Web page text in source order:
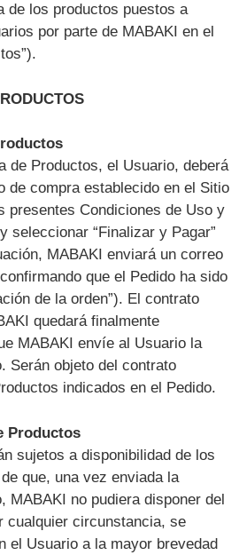
de los productos puestos a
por parte de MABAKI en el
de Productos, el Usuario, deberá
de compra establecido en el Sitio
presentes Condiciones de Uso y
seleccionar “Finalizar y Pagar”
MABAKI enviará un correo
que el Pedido ha sido
de la orden”). El contrato
quedará finalmente
MABAKI envíe al Usuario la
Serán objeto del contrato
indicados en el Pedido.
Productos
sujetos a disponibilidad de los
que, una vez enviada la
MABAKI no pudiera disponer del
cualquier circunstancia, se
el Usuario a la mayor brevedad